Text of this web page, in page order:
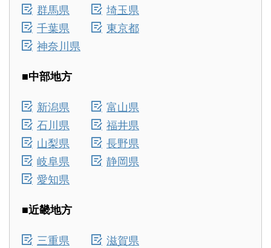
群馬県
埼玉県
千葉県
東京都
神奈川県
■中部地方
新潟県
富山県
石川県
福井県
山梨県
長野県
岐阜県
静岡県
愛知県
■近畿地方
三重県
滋賀県